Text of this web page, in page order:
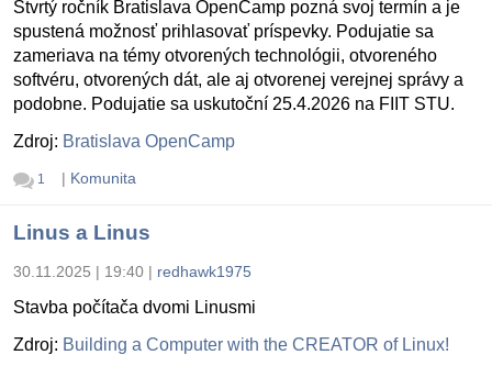
Štvrtý ročník Bratislava OpenCamp pozná svoj termín a je
spustená možnosť prihlasovať príspevky. Podujatie sa
zameriava na témy otvorených technológii, otvoreného
softvéru, otvorených dát, ale aj otvorenej verejnej správy a
podobne. Podujatie sa uskutoční 25.4.2026 na FIIT STU.
Zdroj: Bratislava OpenCamp
1 | Komunita
Linus a Linus
30.11.2025 | 19:40 | redhawk1975
Stavba počítača dvomi Linusmi
Zdroj: Building a Computer with the CREATOR of Linux!